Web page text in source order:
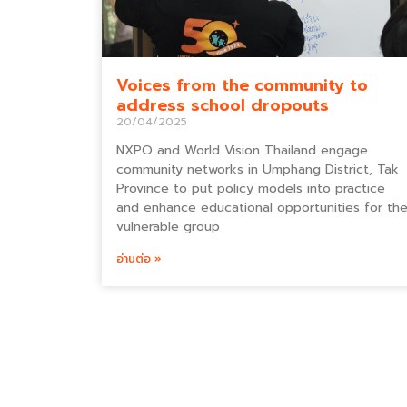
Voices from the community to
address school dropouts
20/04/2025
NXPO and World Vision Thailand engage
community networks in Umphang District, Tak
Province to put policy models into practice
and enhance educational opportunities for the
vulnerable group
อ่านต่อ »